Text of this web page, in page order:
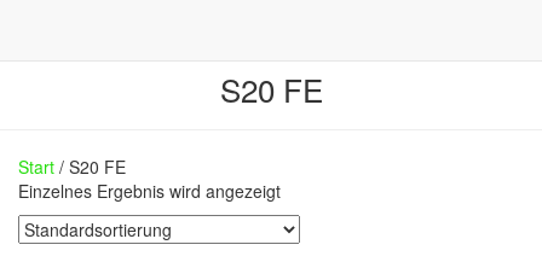
S20 FE
Start / S20 FE
Einzelnes Ergebnis wird angezeigt